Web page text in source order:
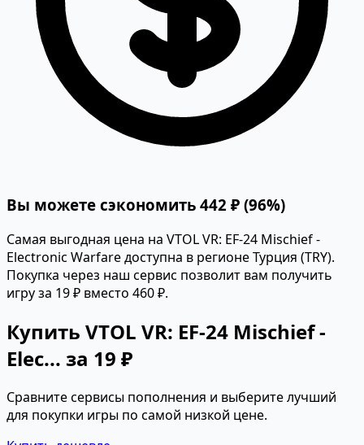
Вы можете сэкономить 442 ₽ (96%)
Самая выгодная цена на VTOL VR: EF-24 Mischief -
Electronic Warfare доступна в регионе Турция (TRY).
Покупка через наш сервис позволит вам получить
игру за 19 ₽ вместо 460 ₽.
Купить VTOL VR: EF-24 Mischief -
Elec... за 19 ₽
Сравните сервисы пополнения и выберите лучший
для покупки игры по самой низкой цене.